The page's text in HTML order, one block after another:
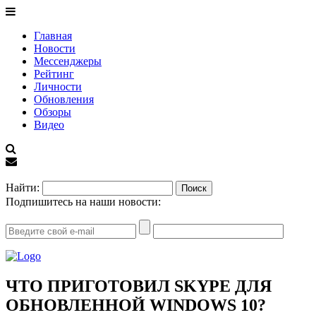
Главная
Новости
Мессенджеры
Рейтинг
Личности
Обновления
Обзоры
Видео
Найти:
Подпишитесь на наши новости:
ЧТО ПРИГОТОВИЛ SKYPE ДЛЯ
ОБНОВЛЕННОЙ WINDOWS 10?